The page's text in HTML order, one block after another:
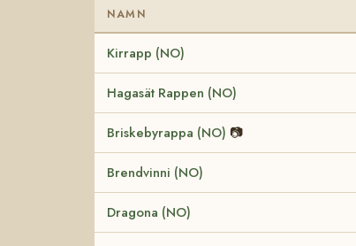
NAMN
Kirrapp (NO)
Hagasät Rappen (NO)
Briskebyrappa (NO) 📷
Brendvinni (NO)
Dragona (NO)